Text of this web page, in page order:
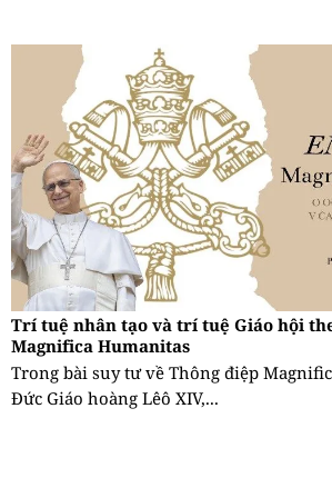
Trí tuệ nhân tạo và trí tuệ Giáo hội
Magnifica Humanitas
Trong bài suy tư về Thông điệp
Đức Giáo hoàng Lêô XIV,...